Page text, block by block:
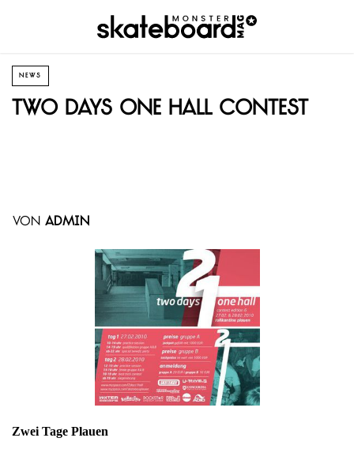
NEWS
Two Days One Hall Contest
von admin
Zwei Tage Plauen